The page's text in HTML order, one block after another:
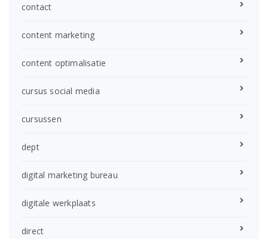
contact
content marketing
content optimalisatie
cursus social media
cursussen
dept
digital marketing bureau
digitale werkplaats
direct